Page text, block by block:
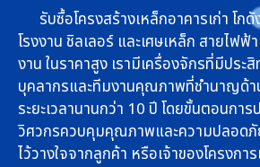
รับซื้อโครงสร้างเหล็กอาคารเก่า โก
โรงงาน ชิลเลอร์ และเศษเหล็ก สายไฟฟ้
งาน ในราคาสูง เรามีเครื่องจักรที่มีปร
บุคลากรและทีมงานคุณภาพที่ชำนาญด้า
ระยะเวลานานกว่า 10 ปี โดยขั้นตอนกา
วิศวกรควบคุมคุณภาพและความปลอดภั
ไว้วางใจจากลูกค้า หรือเจ้าของโครงกา